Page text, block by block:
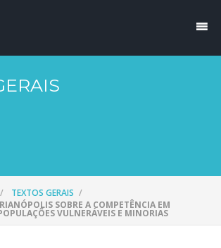
TEXTOS GERAIS
SOBRE A COMPETÊNCIA EM
VULNERÁVEIS E MINORIAS